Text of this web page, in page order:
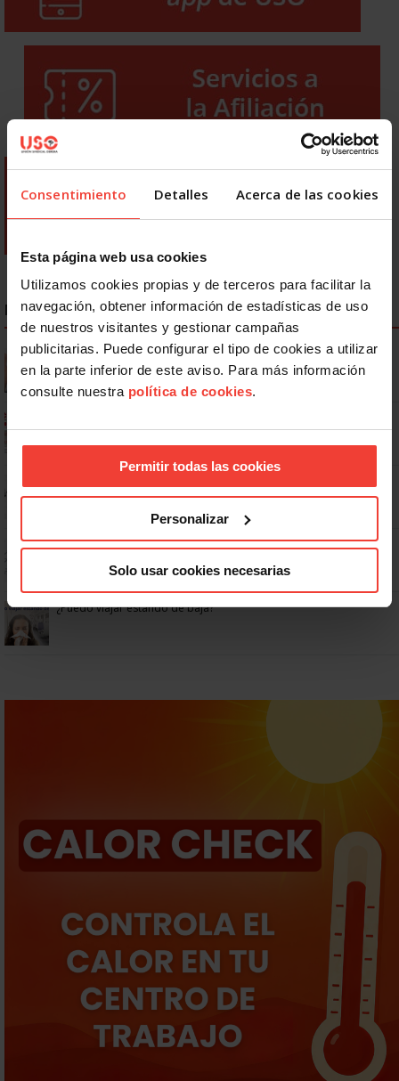
Consentimiento Detalles Acerca de las cookies
Esta página web usa cookies
Utilizamos cookies propias y de terceros para facilitar la
navegación, obtener información de estadísticas de uso
de nuestros visitantes y gestionar campañas
publicitarias. Puede configurar el tipo de cookies a utilizar
en la parte inferior de este aviso. Para más información
consulte nuestra política de cookies.
Permitir todas las cookies
Personalizar
Solo usar cookies necesarias
NOTICIAS MÁS LEÍDAS
Se actualizan las patologías para acceder a la jubilación
anticipada por discapacidad
libre
Dudas frecuentes sobre las vacaciones
¿Puedo viajar estando de baja?